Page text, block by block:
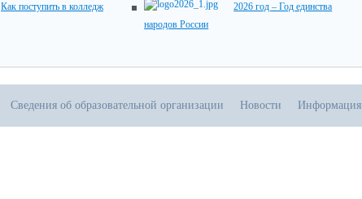
Как поступить в колледж
2026 год – Год единства
народов России
Сведения об образовательной организации Новости Информация